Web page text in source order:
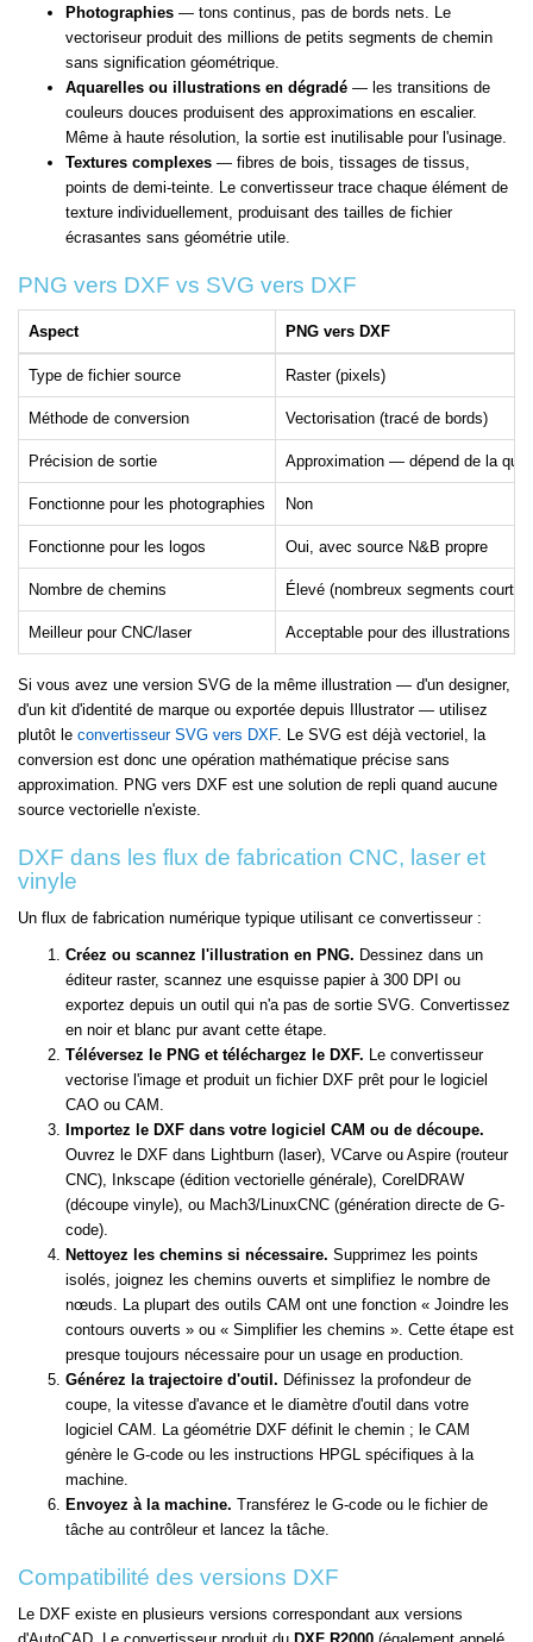
Photographies — tons continus, pas de bords nets. Le
vectoriseur produit des millions de petits segments de chemin
sans signification géométrique.
Aquarelles ou illustrations en dégradé — les transitions de
couleurs douces produisent des approximations en escalier.
Même à haute résolution, la sortie est inutilisable pour l'usinage.
Textures complexes — fibres de bois, tissages de tissus,
points de demi-teinte. Le convertisseur trace chaque élément de
texture individuellement, produisant des tailles de fichier
écrasantes sans géométrie utile.
PNG vers DXF vs SVG vers DXF
Aspect PNG vers DXF
Type de fichier source Raster (pixels)
Méthode de conversion Vectorisation (tracé de bords)
Précision de sortie Approximation — dépend de la
Fonctionne pour les photographies Non
Fonctionne pour les logos Oui, avec source N&B propre
Nombre de chemins Élevé (nombreux segments courts)
Meilleur pour CNC/laser Acceptable pour des illustrations
Si vous avez une version SVG de la même illustration — d'un designer,
d'un kit d'identité de marque ou exportée depuis Illustrator — utilisez
plutôt le convertisseur SVG vers DXF. Le SVG est déjà vectoriel, la
conversion est donc une opération mathématique précise sans
approximation. PNG vers DXF est une solution de repli quand aucune
source vectorielle n'existe.
DXF dans les flux de fabrication CNC, laser et
vinyle
Un flux de fabrication numérique typique utilisant ce convertisseur :
Créez ou scannez l'illustration en PNG. Dessinez dans un
éditeur raster, scannez une esquisse papier à 300 DPI ou
exportez depuis un outil qui n'a pas de sortie SVG. Convertissez
en noir et blanc pur avant cette étape.
Téléversez le PNG et téléchargez le DXF. Le convertisseur
vectorise l'image et produit un fichier DXF prêt pour le logiciel
CAO ou CAM.
Importez le DXF dans votre logiciel CAM ou de découpe.
Ouvrez le DXF dans Lightburn (laser), VCarve ou Aspire (routeur
CNC), Inkscape (édition vectorielle générale), CorelDRAW
(découpe vinyle), ou Mach3/LinuxCNC (génération directe de G-
code).
Nettoyez les chemins si nécessaire. Supprimez les points
isolés, joignez les chemins ouverts et simplifiez le nombre de
nœuds. La plupart des outils CAM ont une fonction « Joindre les
contours ouverts » ou « Simplifier les chemins ». Cette étape est
presque toujours nécessaire pour un usage en production.
Générez la trajectoire d'outil. Définissez la profondeur de
coupe, la vitesse d'avance et le diamètre d'outil dans votre
logiciel CAM. La géométrie DXF définit le chemin ; le CAM
génère le G-code ou les instructions HPGL spécifiques à la
machine.
Envoyez à la machine. Transférez le G-code ou le fichier de
tâche au contrôleur et lancez la tâche.
Compatibilité des versions DXF
Le DXF existe en plusieurs versions correspondant aux versions